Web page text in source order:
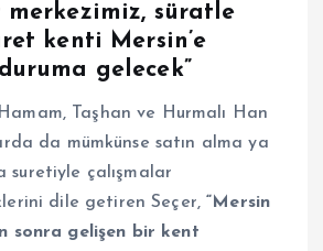
merkezimiz, süratle
kenti Mersin’e
gelecek”
Taşhan ve Hurmalı Han
da mümkünse satın alma ya
suretiyle çalışmalar
dile getiren Seçer,“Mersin
sonra gelişen bir kent